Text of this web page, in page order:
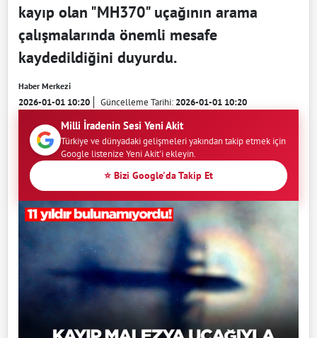
kayıp olan "MH370" uçağının arama
çalışmalarında önemli mesafe
kaydedildiğini duyurdu.
Haber Merkezi
2026-01-01 10:20 Güncelleme Tarihi:2026-01-01 10:20
Milli İradenin Sesi Yeni Akit
Türkiye ve dünyadaki gelişmeleri yakından takip etmek için
Google listenize Yeni Akit'i ekleyin.
⭐ Bizi Google'da Takip Et